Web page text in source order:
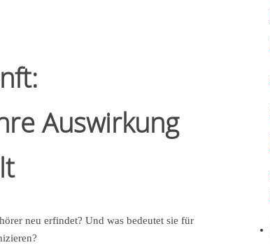
Auswirkung
neu erfindet? Und was bedeutet sie für